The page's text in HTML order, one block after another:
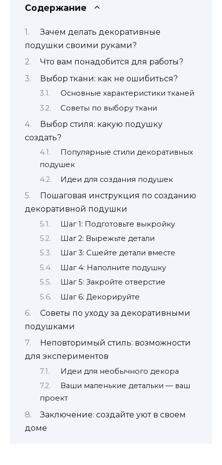
Содержание
Зачем делать декоративные
подушки своими руками?
Что вам понадобится для работы?
Выбор ткани: как не ошибиться?
Основные характеристики тканей
Советы по выбору ткани
Выбор стиля: какую подушку
создать?
Популярные стили декоративных
подушек
Идеи для создания подушек
Пошаговая инструкция по созданию
декоративной подушки
Шаг 1: Подготовьте выкройку
Шаг 2: Вырежьте детали
Шаг 3: Сшейте детали вместе
Шаг 4: Наполните подушку
Шаг 5: Закройте отверстие
Шаг 6: Декорируйте
Советы по уходу за декоративными
подушками
Неповторимый стиль: возможности
для экспериментов
Идеи для необычного декора
Ваши маленькие детальки — ваш
проект
Заключение: создайте уют в своем
доме